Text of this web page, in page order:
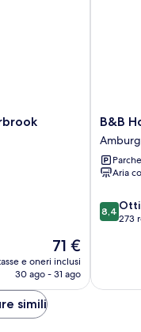
Il
prezzo
attuale
71 €
e oneri inclusi
30 ago - 31 ago
B&B
Hotel
Nord
B&B
Aria
8.4
su
8,4
273
simili